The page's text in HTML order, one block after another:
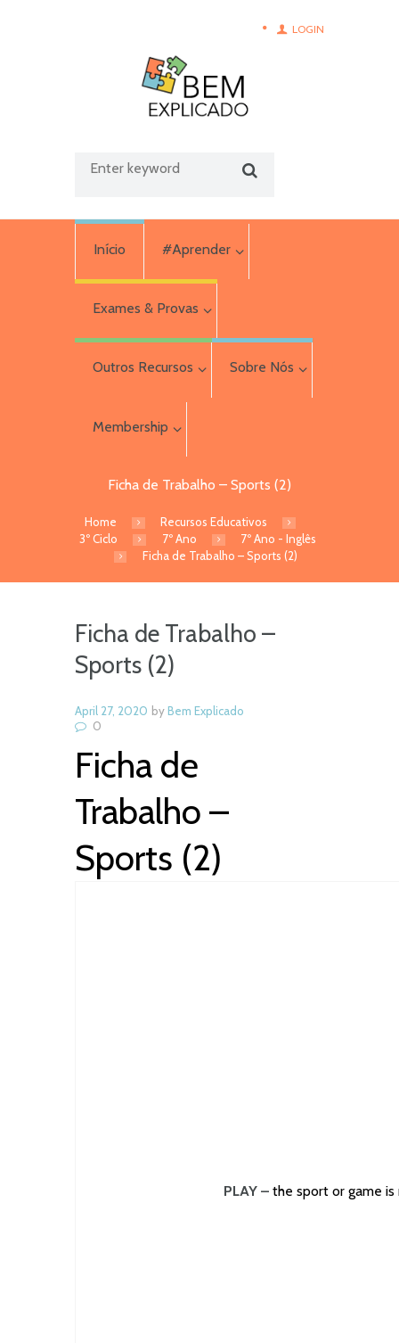
LOGIN
Início #Aprender
Exames & Provas
Outros Recursos Sobre Nós
Membership
Ficha de Trabalho – Sports (2)
Home
Recursos Educativos
3º Ciclo
7º Ano
7º Ano - Inglês
Ficha de Trabalho – Sports (2)
Ficha de Trabalho –
Sports (2)
April 27, 2020 byBem Explicado
0
Ficha de
Trabalho –
Sports (2)
PLAY – the sport or game